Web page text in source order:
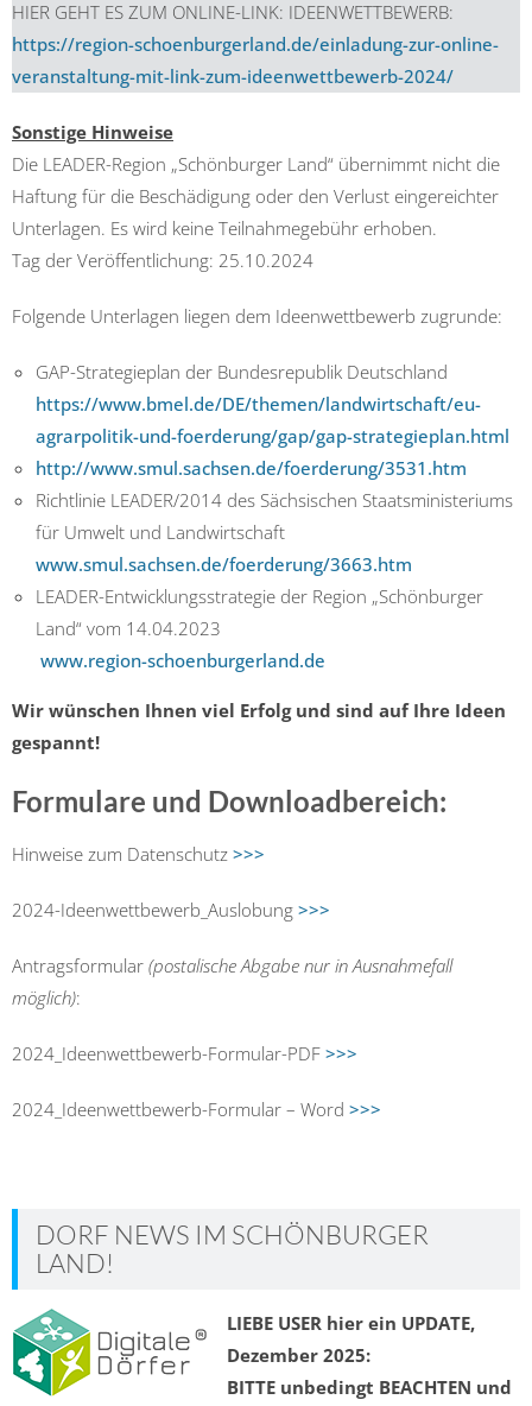
HIER GEHT ES ZUM ONLINE-LINK: IDEENWETTBEWERB:
https://region-schoenburgerland.de/einladung-zur-online-
veranstaltung-mit-link-zum-ideenwettbewerb-2024/
Sonstige Hinweise
Die LEADER-Region „Schönburger Land“ übernimmt nicht die
Haftung für die Beschädigung oder den Verlust eingereichter
Unterlagen. Es wird keine Teilnahmegebühr erhoben.
Tag der Veröffentlichung: 25.10.2024
Folgende Unterlagen liegen dem Ideenwettbewerb zugrunde:
GAP-Strategieplan der Bundesrepublik Deutschland
https://www.bmel.de/DE/themen/landwirtschaft/eu-
agrarpolitik-und-foerderung/gap/gap-strategieplan.html
http://www.smul.sachsen.de/foerderung/3531.htm
Richtlinie LEADER/2014 des Sächsischen Staatsministeriums
für Umwelt und Landwirtschaft
www.smul.sachsen.de/foerderung/3663.htm
LEADER-Entwicklungsstrategie der Region „Schönburger
Land“ vom 14.04.2023
www.region-schoenburgerland.de
Wir wünschen Ihnen viel Erfolg und sind auf Ihre Ideen
gespannt!
Formulare und Downloadbereich:
Hinweise zum Datenschutz >>>
2024-Ideenwettbewerb_Auslobung >>>
Antragsformular (postalische Abgabe nur in Ausnahmefall
möglich):
2024_Ideenwettbewerb-Formular-PDF >>>
2024_Ideenwettbewerb-Formular – Word >>>
DORF NEWS IM SCHÖNBURGER
LAND!
LIEBE USER hier ein UPDATE,
Dezember 2025:
BITTE unbedingt BEACHTEN und